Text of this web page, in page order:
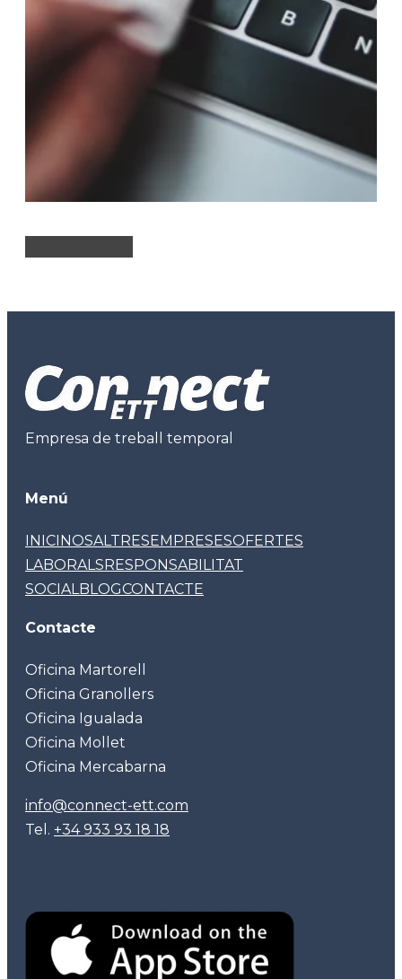
Empresa de treball temporal
Menú
INICINOSALTRESEMPRESESOFERTES
LABORALSRESPONSABILITAT
SOCIAL BLOGCONTACTE
Contacte
Oficina Martorell
Oficina Granollers
Oficina Igualada
Oficina Mollet
Oficina Mercabarna
info@connect-ett.com
Tel. +34 933 93 18 18